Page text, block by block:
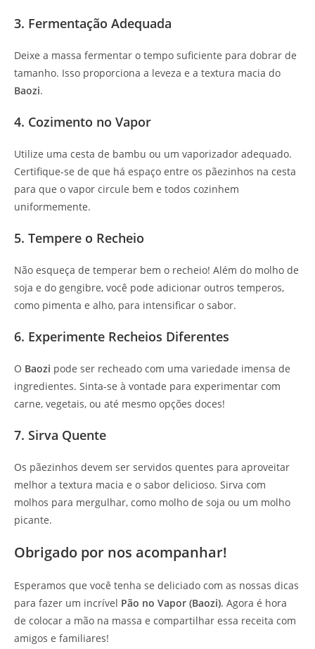
3. Fermentação Adequada
Deixe a massa fermentar o tempo suficiente para dobrar de
tamanho. Isso proporciona a leveza e a textura macia do
Baozi.
4. Cozimento no Vapor
Utilize uma cesta de bambu ou um vaporizador adequado.
Certifique-se de que há espaço entre os pãezinhos na cesta
para que o vapor circule bem e todos cozinhem
uniformemente.
5. Tempere o Recheio
Não esqueça de temperar bem o recheio! Além do molho de
soja e do gengibre, você pode adicionar outros temperos,
como pimenta e alho, para intensificar o sabor.
6. Experimente Recheios Diferentes
O Baozi pode ser recheado com uma variedade imensa de
ingredientes. Sinta-se à vontade para experimentar com
carne, vegetais, ou até mesmo opções doces!
7. Sirva Quente
Os pãezinhos devem ser servidos quentes para aproveitar
melhor a textura macia e o sabor delicioso. Sirva com
molhos para mergulhar, como molho de soja ou um molho
picante.
Obrigado por nos acompanhar!
Esperamos que você tenha se deliciado com as nossas dicas
para fazer um incrível Pão no Vapor (Baozi). Agora é hora
de colocar a mão na massa e compartilhar essa receita com
amigos e familiares!